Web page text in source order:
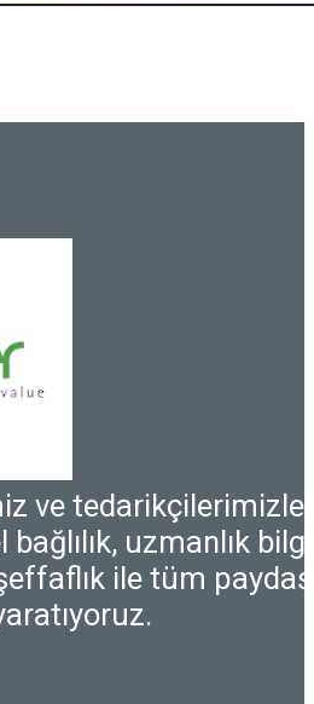
ve tedarikçilerimizle
uzmanlık
ile tüm